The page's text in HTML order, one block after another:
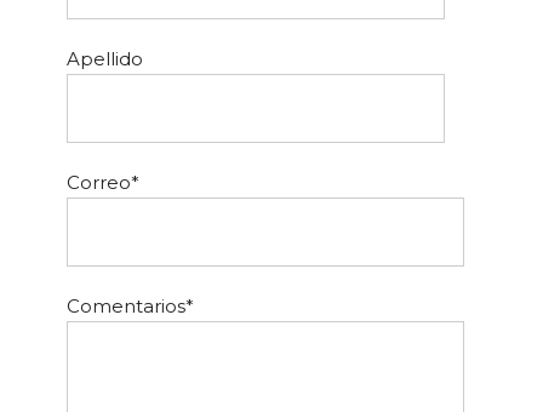
Apellido
Correo*
Comentarios*